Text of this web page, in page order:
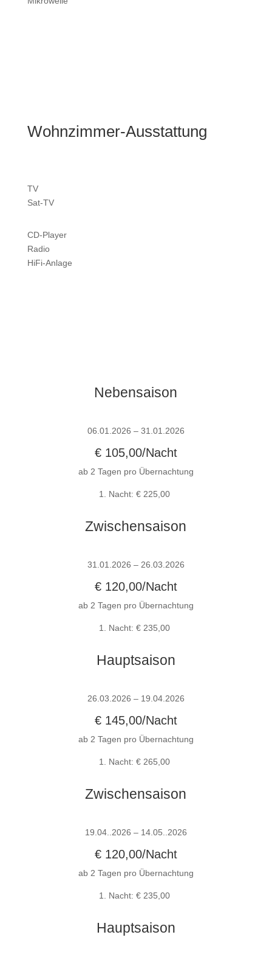
Wohnzimmer-Ausstattung
TV
Sat-TV
CD-Player
Radio
HiFi-Anlage
Nebensaison
06.01.2026 – 31.01.2026
€ 105,00/Nacht
ab 2 Tagen pro Übernachtung
1. Nacht: € 225,00
Zwischensaison
31.01.2026 – 26.03.2026
€ 120,00/Nacht
ab 2 Tagen pro Übernachtung
1. Nacht: € 235,00
Hauptsaison
26.03.2026 – 19.04.2026
€ 145,00/Nacht
ab 2 Tagen pro Übernachtung
1. Nacht: € 265,00
Zwischensaison
19.04..2026 – 14.05..2026
€ 120,00/Nacht
ab 2 Tagen pro Übernachtung
1. Nacht: € 235,00
Hauptsaison